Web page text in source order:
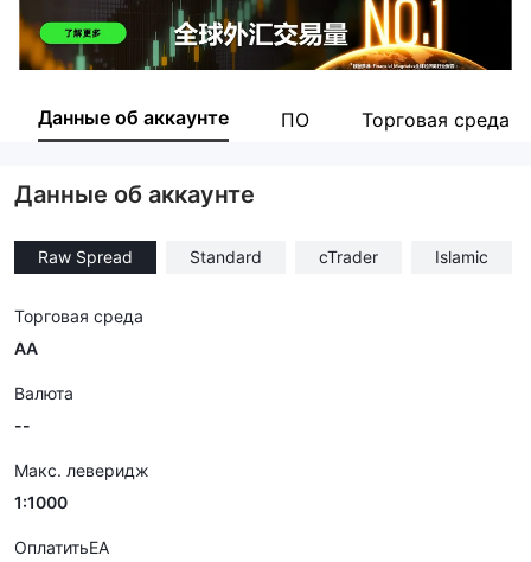
Данные об аккаунте ПО Торговая среда
Данные об аккаунте
Raw Spread Standard cTrader Islamic
Торговая среда
AA
Валюта
--
Макс. леверидж
1:1000
ОплатитьEA